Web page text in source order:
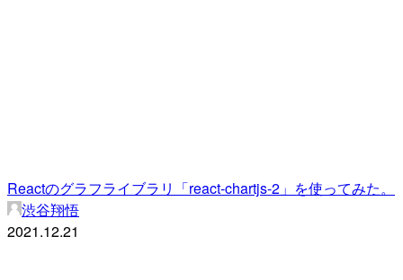
Reactのグラフライブラリ「react-chartjs-2」を使ってみた。
渋谷翔悟
2021.12.21